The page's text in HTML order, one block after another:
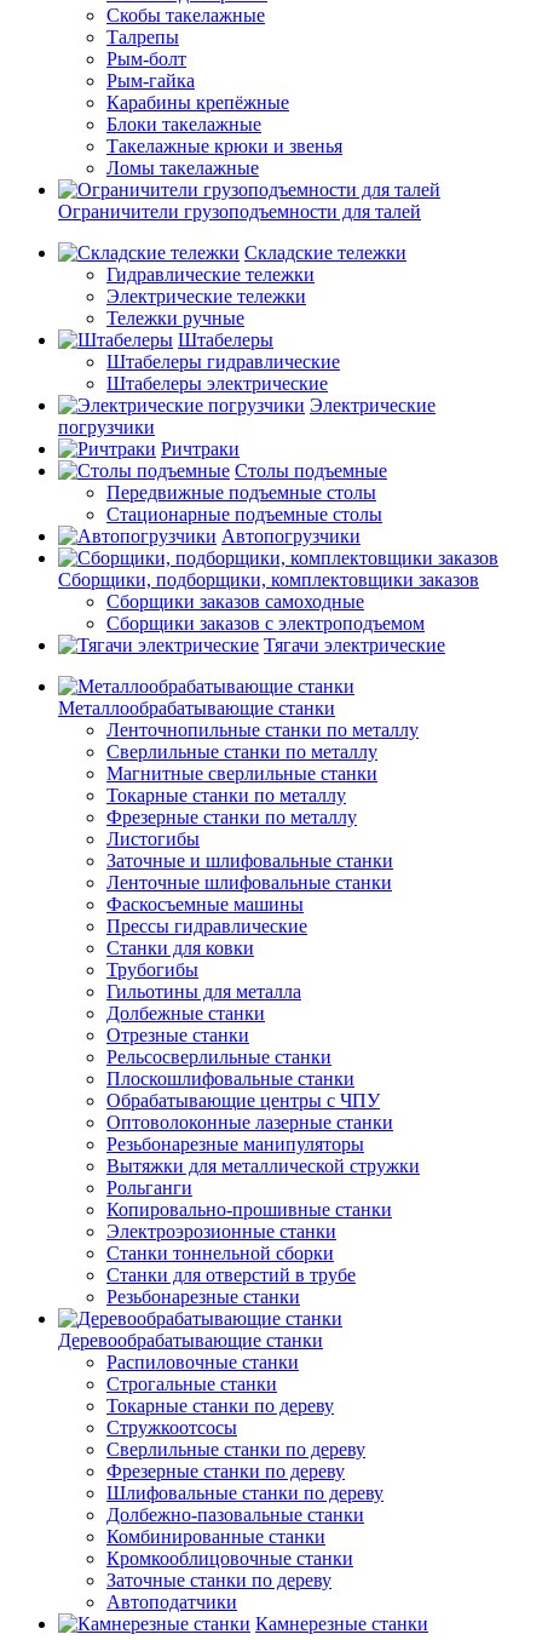
Скобы такелажные
Талрепы
Рым-болт
Рым-гайка
Карабины крепёжные
Блоки такелажные
Такелажные крюки и звенья
Ломы такелажные
Ограничители грузоподъемности для талей
Складские тележки
Гидравлические тележки
Электрические тележки
Тележки ручные
Штабелеры
Штабелеры гидравлические
Штабелеры электрические
Электрические
погрузчики
Ричтраки
Столы подъемные
Передвижные подъемные столы
Стационарные подъемные столы
Автопогрузчики
Сборщики, подборщики, комплектовщики заказов
Сборщики заказов самоходные
Сборщики заказов с электроподъемом
Тягачи электрические
Металлообрабатывающие станки
Ленточнопильные станки по металлу
Сверлильные станки по металлу
Магнитные сверлильные станки
Токарные станки по металлу
Фрезерные станки по металлу
Листогибы
Заточные и шлифовальные станки
Ленточные шлифовальные станки
Фаскосъемные машины
Прессы гидравлические
Станки для ковки
Трубогибы
Гильотины для металла
Долбежные станки
Отрезные станки
Рельсосверлильные станки
Плоскошлифовальные станки
Обрабатывающие центры с ЧПУ
Оптоволоконные лазерные станки
Резьбонарезные манипуляторы
Вытяжки для металлической стружки
Рольганги
Копировально-прошивные станки
Электроэрозионные станки
Станки тоннельной сборки
Станки для отверстий в трубе
Резьбонарезные станки
Деревообрабатывающие станки
Распиловочные станки
Строгальные станки
Токарные станки по дереву
Стружкоотсосы
Сверлильные станки по дереву
Фрезерные станки по дереву
Шлифовальные станки по дереву
Долбежно-пазовальные станки
Комбинированные станки
Кромкооблицовочные станки
Заточные станки по дереву
Автоподатчики
Камнерезные станки